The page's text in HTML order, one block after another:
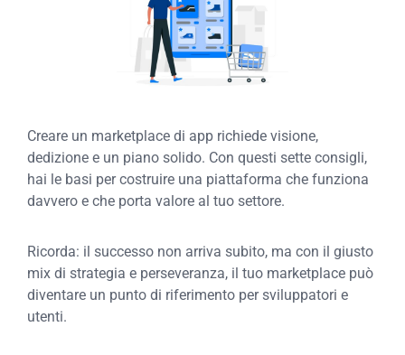
Creare un marketplace di app richiede visione,
dedizione e un piano solido. Con questi sette consigli,
hai le basi per costruire una piattaforma che funziona
davvero e che porta valore al tuo settore.
Ricorda: il successo non arriva subito, ma con il giusto
mix di strategia e perseveranza, il tuo marketplace può
diventare un punto di riferimento per sviluppatori e
utenti.